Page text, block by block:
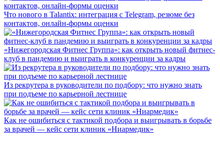
Что нового в Talantix: интеграция с Telegram, резюме без
контактов, онлайн-формы оценки
«Нижегородская Фитнес Группа»: как открыть новый фитнес-
клуб в пандемию и выиграть в конкуренции за кадры
Из рекрутера в руководители по подбору: что нужно знать
при подъеме по карьерной лестнице
Как не ошибиться с тактикой подбора и выигрывать в борьбе
за врачей — кейс сети клиник «Ниармедик»